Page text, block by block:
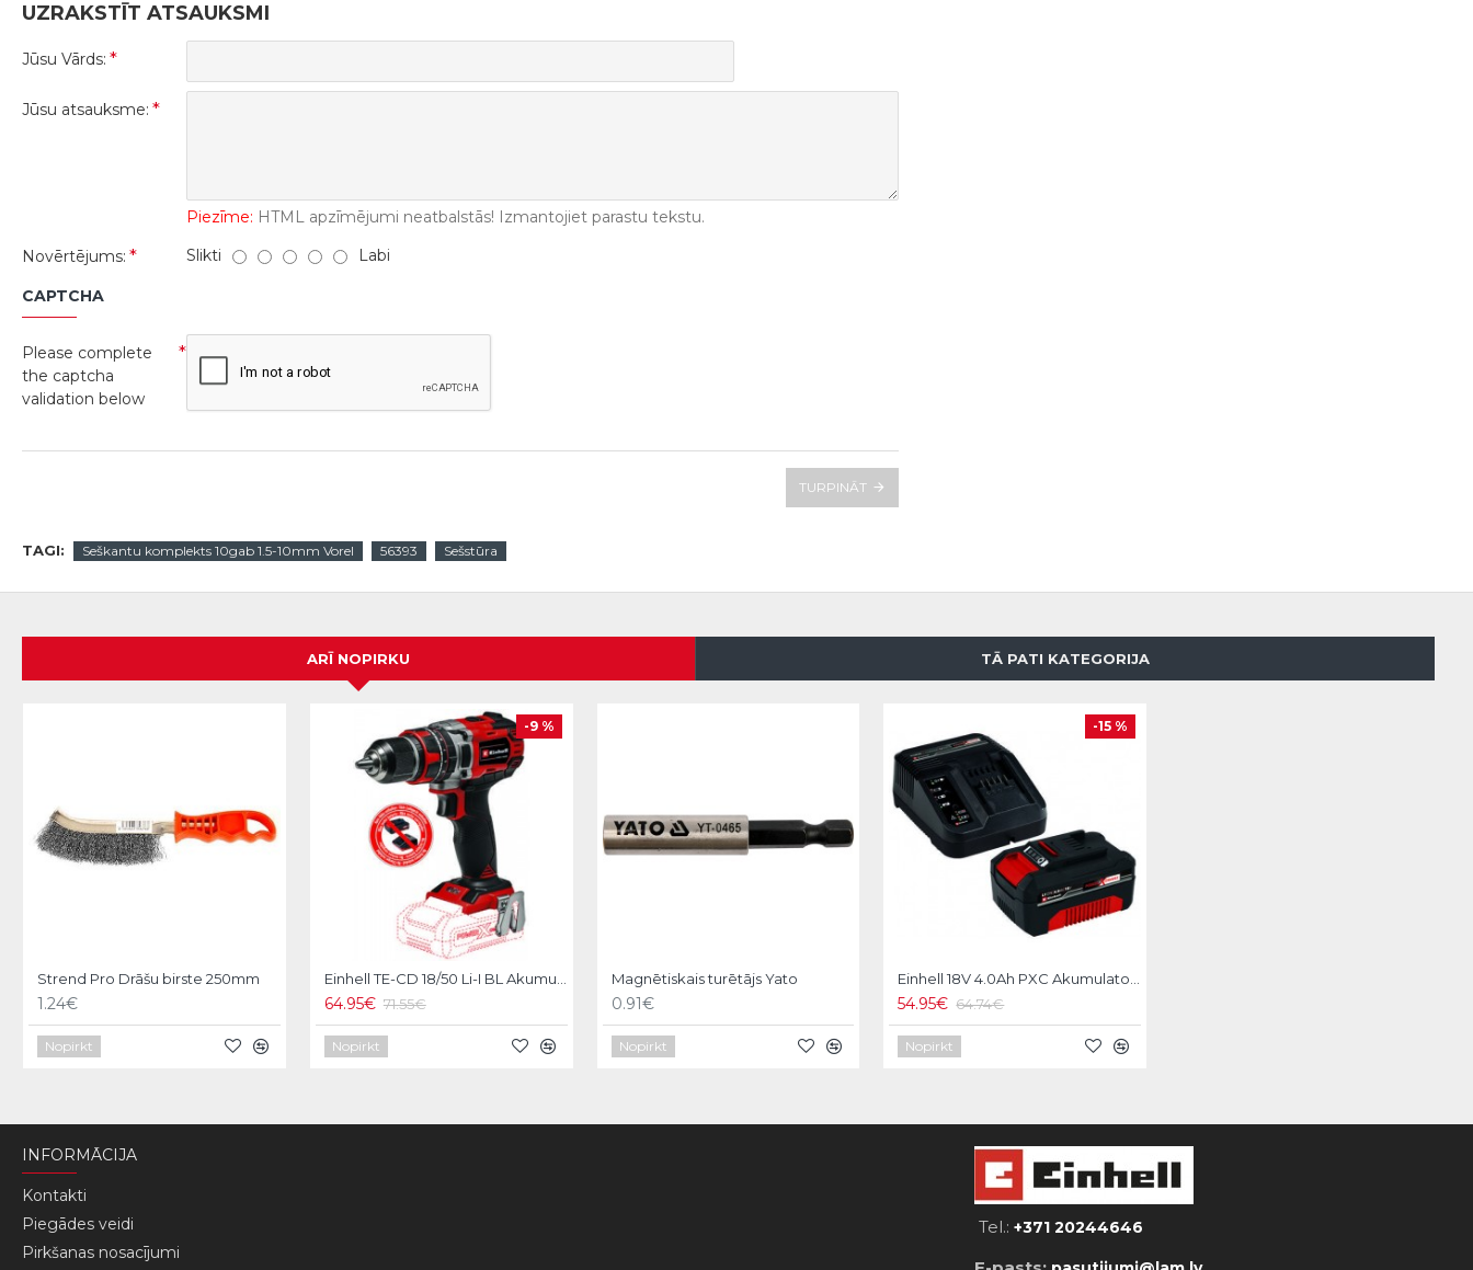
UZRAKSTĪT ATSAUKSMI
Jūsu Vārds:
Jūsu atsauksme:
Piezīme: HTML apzīmējumi neatbalstās! Izmantojiet parastu tekstu.
Novērtējums:
Slikti Labi
CAPTCHA
Please complete
the captcha
validation below
TURPINĀT
TAGI: Seškantu komplekts 10gab 1.5-10mm Vorel 56393 Sešstūra
ARĪ NOPIRKU TĀ PATI KATEGORIJA
Strend Pro Drāšu birste 250mm
1.24€
Nopirkt
-9 %
64.95€ 71.55€
Nopirkt
Magnētiskais turētājs Yato
0.91€
Nopirkt
-15 %
54.95€ 64.74€
Nopirkt
INFORMĀCIJA
Kontakti
Piegādes veidi
Pirkšanas nosacījumi
Tel.:+371 20244646